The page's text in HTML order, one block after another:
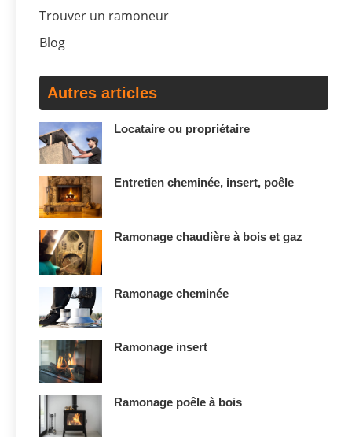
Trouver un ramoneur
Blog
Autres articles
Locataire ou propriétaire
Entretien cheminée, insert, poêle
Ramonage chaudière à bois et gaz
Ramonage cheminée
Ramonage insert
Ramonage poêle à bois